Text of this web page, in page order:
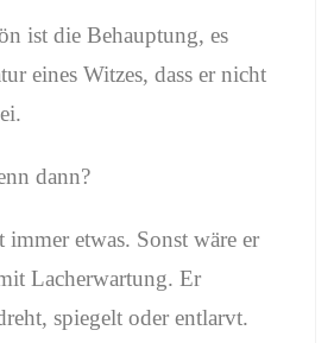
ist die Behauptung, es
eines Witzes, dass er nicht
dann?
etwas. Sonst wäre er
Lacherwartung. Er
spiegelt oder entlarvt.